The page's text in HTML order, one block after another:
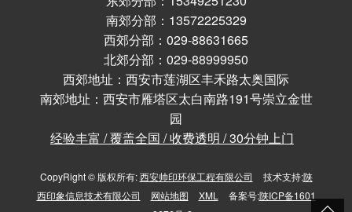
南郊分部：13572225329
西郊分部：029-88631665
北郊分部：029-88999950
西郊地址：西安市莲湖区丰禾路太奥国际
南郊地址：西安市雁塔区太白南路191号崇立金世
园
经验丰富 / 覆盖全国 / 收费透明 / 30分钟上门
CopyRight © 版权所有:西安帅印环保工程有限公司 技术支持:陕
西印象信息技术有限公司
网站地图 XML 备案号:陕ICP备1601